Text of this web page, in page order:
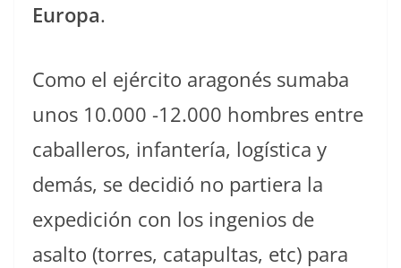
Europa.
Como el ejército aragonés sumaba
unos 10.000 -12.000 hombres entre
caballeros, infantería, logística y
demás, se decidió no partiera la
expedición con los ingenios de
asalto (torres, catapultas, etc) para